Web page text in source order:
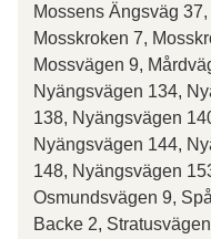
Mossens Ängsväg
Mosskroken 7,
Mossvägen 9,
Nyängsvägen 134,
138, Nyängsvägen
Nyängsvägen 144,
148, Nyängsvägen
Osmundsvägen 9,
Backe 2,